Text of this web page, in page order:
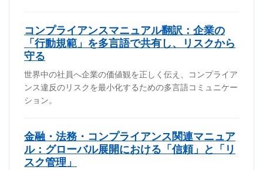
コンプライアンスマニュアル翻訳：企業の
「行動規範」を多言語で共有し、リスクから
守る
世界中の社員へ企業の価値観を正しく伝え、コンプライア
ンス違反のリスクを最小化するための多言語コミュニケー
ション。
金融・法務・コンプライアンス関連マニュア
ル：グローバル展開における「信頼」と「リ
スク管理」